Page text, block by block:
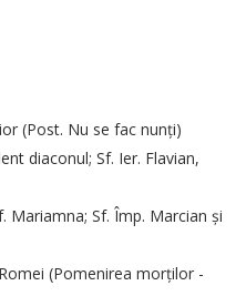
(Post. Nu se fac nunți)
diaconul; Sf. Ier. Flavian,
Sf. Împ. Marcian și
(Pomenirea morților -